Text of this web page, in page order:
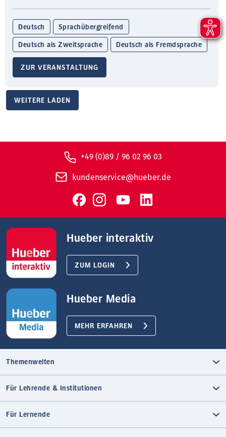
Deutsch Sprachübergreifend
Deutsch als Zweitsprache Deutsch als Fremdsprache
ZUR VERANSTALTUNG
WEITERE LADEN
+49 (0)89 / 96 02 96 03
kundenservice@hueber.de
Hueber interaktiv
ZUM LOGIN
Hueber Media
MEHR ERFAHREN
Themenwelten
Für Lehrende & Institutionen
Für Lernende